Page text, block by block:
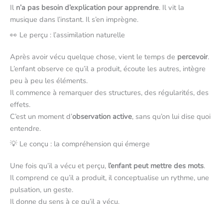
Il n’a pas besoin d’explication pour apprendre. Il vit la
musique dans l’instant. Il s’en imprègne.
👀 Le perçu : l’assimilation naturelle
Après avoir vécu quelque chose, vient le temps de percevoir.
L’enfant observe ce qu’il a produit, écoute les autres, intègre
peu à peu les éléments.
Il commence à remarquer des structures, des régularités, des
effets.
C’est un moment d’observation active, sans qu’on lui dise quoi
entendre.
💡 Le conçu : la compréhension qui émerge
Une fois qu’il a vécu et perçu, l’enfant peut mettre des mots.
Il comprend ce qu’il a produit, il conceptualise un rythme, une
pulsation, un geste.
Il donne du sens à ce qu’il a vécu.